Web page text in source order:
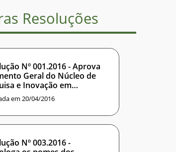
Resoluções
Nº 001.2016 - Aprova
Geral do Núcleo de
e Inovação em
da Informação – NPITI,
Metrópole Digital.
em 20/04/2016
Nº 003.2016 -